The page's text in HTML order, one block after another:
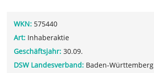
WKN: 575440
Art: Inhaberaktie
Geschäftsjahr: 30.09.
DSW Landesverband: Baden-Württemberg